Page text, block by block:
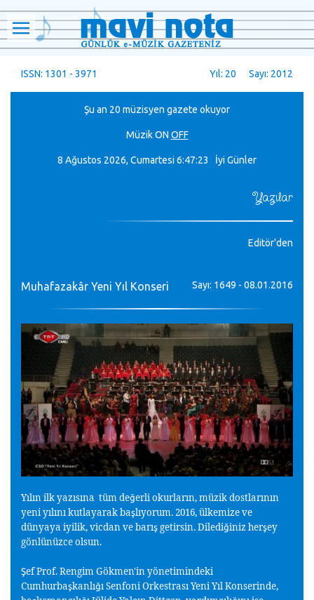
ISSN: 1301 - 3971 Yıl: 20 Sayı: 2012
Şu an 20 müzisyen gazete okuyor
MüzikON OFF
8 Ağustos 2026, Cumartesi 6:47:23 İyi Günler
Yazılar
Editör'den
Muhafazakâr Yeni Yıl Konseri Sayı: 1649 - 08.01.2016
Yılın ilk yazısına tüm değerli okurların, müzik dostlarının
yeni yılını kutlayarak başlıyorum. 2016, ülkemize ve
dünyaya iyilik, vicdan ve barış getirsin. Dilediğiniz herşey
gönlünüzce olsun.
Şef Prof. Rengim Gökmen'in yönetimindeki
Cumhurbaşkanlığı Senfoni Orkestrası Yeni Yıl Konserinde,